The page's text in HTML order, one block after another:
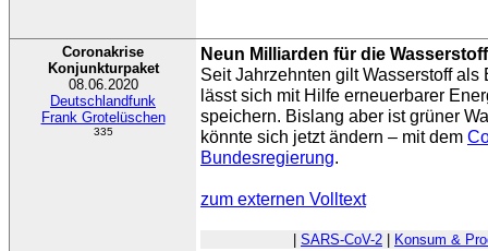
Coronakrise
Konjunkturpaket
08.06.2020
Deutschlandfunk
Frank Grotelüschen
335
Neun Milliarden für die
Seit Jahrzehnten gilt Wasserstoff
lässt sich mit Hilfe erneuerbarer
speichern. Bislang aber ist grüner
könnte sich jetzt ändern – mit dem
Bundesregierung.
zum externen Volltext
SARS-CoV-2 Konsum &